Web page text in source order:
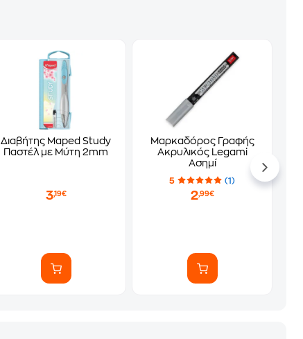
Διαβήτης Maped Study
Παστέλ με Μύτη 2mm
3,19€
Μαρκαδόρος Γραφής
Ακρυλικός Legami
Ασημί
5 (1)
2,99€